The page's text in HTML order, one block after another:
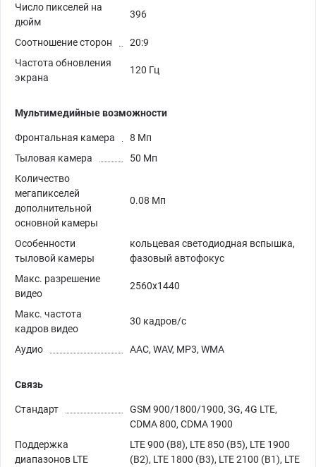
Число пикселей на
дюйм
396
Соотношение сторон
20:9
Частота обновления
экрана
120 Гц
Мультимедийные возможности
Фронтальная камера
8 Мп
Тыловая камера
50 Мп
Количество
мегапикселей
дополнительной
основной камеры
0.08 Мп
Особенности
тыловой камеры
кольцевая светодиодная вспышка,
фазовый автофокус
Макс. разрешение
видео
2560х1440
Макс. частота
кадров видео
30 кадров/с
Аудио AAC, WAV, MP3, WMA
Связь
Стандарт
GSM 900/1800/1900, 3G, 4G LTE,
CDMA 800, CDMA 1900
Поддержка
диапазонов LTE
LTE 900 (B8), LTE 850 (B5), LTE 1900
(B2), LTE 1800 (B3), LTE 2100 (B1), LTE